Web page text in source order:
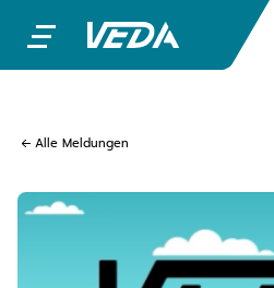
Alle Meldungen